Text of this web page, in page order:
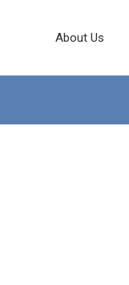
About Us